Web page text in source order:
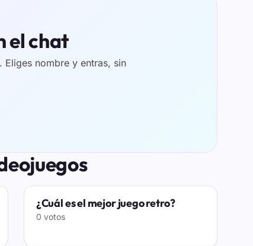
el chat
Eliges nombre y entras, sin
¿Cuál es el mejor juego retro?
0 votos